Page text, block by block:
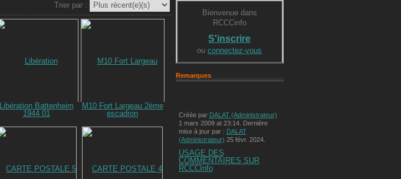
Trier par :
Libération Battenheim
1944 01
M10 Fort Largeau 2ème
escadron
Bienvenue dans
RCCCinfo
S'inscrire
ou connectez-vous
Remarques
Créée par DALAT (Administrateur)
1 mars 2009 at 23:14. Dernière
mise à jour par : DALAT
(Administrateur) 25 févr. 2024.
USAGE DES
COMMENTAIRES SUR
RCCCInfo